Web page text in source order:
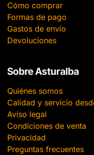
Cómo comprar
Formas de pago
Gastos de envío
Devoluciones
Sobre Asturalba
Quiénes somos
Calidad y servicio
Aviso legal
Condiciones de venta
Privacidad
Preguntas frecuentes